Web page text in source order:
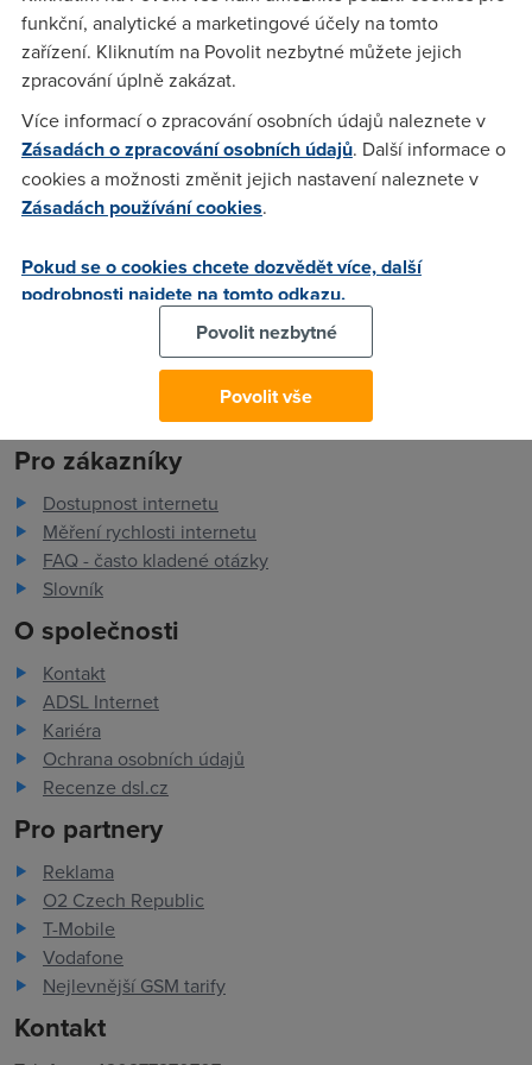
diky moc za vse
TheIF (12.10.2005 19:21:01)
Dobrá volba jak vyplácat FUP limit stahováním FAKE souboru
:-) Od tama nic nesosoneš běž radši na DC++ nebo torrenty
Ještě před XXX lety kdy jsem to používalt tak se tam nic
Firewall - klidně i ten z Woken
Pro zákazníky
Dostupnost internetu
Měření rychlosti internetu
FAQ - často kladené otázky
Slovník
O společnosti
Kontakt
ADSL Internet
Kariéra
Ochrana osobních údajů
Recenze dsl.cz
Pro partnery
Reklama
O2 Czech Republic
T-Mobile
Vodafone
Nejlevnější GSM tarify
Kontakt
funkční, analytické a marketingové účely na tomto
zařízení. Kliknutím na Povolit nezbytné můžete jejich
zpracování úplně zakázat.
Více informací o zpracování osobních údajů naleznete v
Zásadách o zpracování osobních údajů. Další informace o
cookies a možnosti změnit jejich nastavení naleznete v
Zásadách používání cookies.
Pokud se o cookies chcete dozvědět více, další
podrobnosti najdete na tomto odkazu.
Povolit nezbytné
Povolit vše